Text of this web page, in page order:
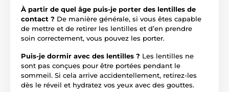
À partir de quel âge puis-je porter des lentilles de
contact ? De manière générale, si vous êtes capable
de mettre et de retirer les lentilles et d’en prendre
soin correctement, vous pouvez les porter.
Puis-je dormir avec des lentilles ? Les lentilles ne
sont pas conçues pour être portées pendant le
sommeil. Si cela arrive accidentellement, retirez-les
dès le réveil et hydratez vos yeux avec des gouttes.